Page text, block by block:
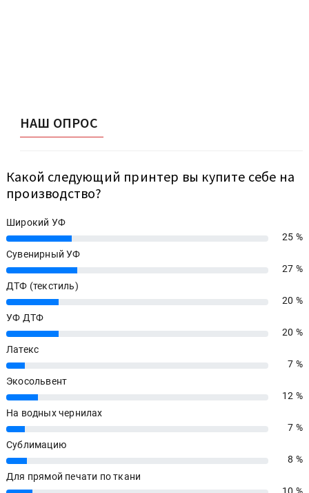
НАШ ОПРОС
Какой следующий принтер вы купите себе на
производство?
Широкий УФ
25%
25 %
Сувенирный УФ
27%
27 %
ДТФ (текстиль)
20%
20 %
УФ ДТФ
20%
20 %
Латекс
7%
7 %
Экосольвент
12%
12 %
На водных чернилах
7%
7 %
Сублимацию
8%
8 %
Для прямой печати по ткани
10 %